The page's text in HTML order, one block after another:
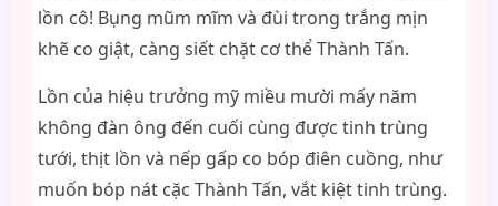
lồn cô! Bụng mũm mĩm và đùi trong trắng mịn
khẽ co giật, càng siết chặt cơ thể Thành Tấn.
Lồn của hiệu trưởng mỹ miều mười mấy năm
không đàn ông đến cuối cùng được tinh trùng
tưới, thịt lồn và nếp gấp co bóp điên cuồng, như
muốn bóp nát cặc Thành Tấn, vắt kiệt tinh trùng.